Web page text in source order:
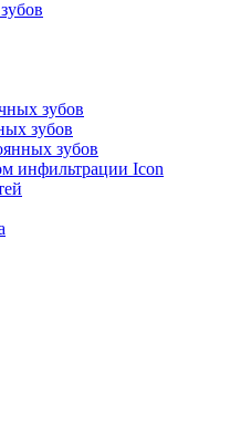
зубов
зубов
зубов
инфильтрации Icon